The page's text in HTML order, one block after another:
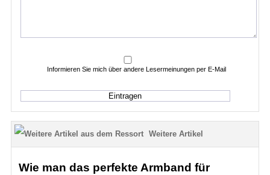
Informieren Sie mich über andere Lesermeinungen per E-Mail
Weitere Artikel
Wie man das perfekte Armband für